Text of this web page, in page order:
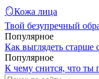
🪞Кожа лица
Твой безупречный
Популярное
Как выглядеть
Популярное
К чему снится, что ты